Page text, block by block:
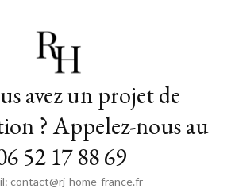
avez un projet de
? Appelez-nous au
52 17 88 69
contact@rj-home-france.fr